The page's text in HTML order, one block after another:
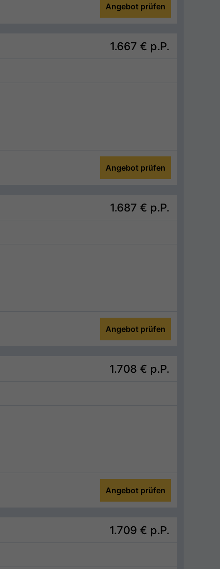
Angebot prüfen
1.667 € p.P.
Angebot prüfen
1.687 € p.P.
Angebot prüfen
1.708 € p.P.
Angebot prüfen
1.709 € p.P.